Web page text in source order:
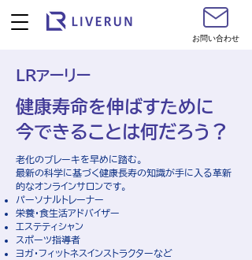
お問い合わせ
LRアーリー
健康寿命を伸ばすために
今できることは何だろう？
老化のブレーキを早めに踏む。
最新の科学に基づく健康長寿の知識が手に入る革新
的なオンラインサロンです。
パーソナルトレーナー​
栄養・食生活アドバイザー
エステティシャン
スポーツ指導者
ヨガ・フィットネスインストラクターなど